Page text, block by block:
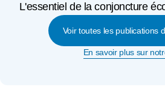
L'essentiel de la conjoncture
Voir toutes les publications
En savoir plus sur